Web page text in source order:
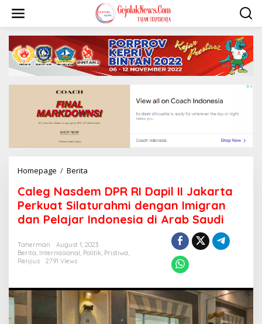
i
Homepage / Berita
l
e
g
N
s
d
D
P
R
R
Caleg Nasdem DPR RI Dapil II Jakarta
Perkuat Silaturahmi dengan Imigran
dan Pelajar Indonesia di Arab Saudi
Taherman
August 1, 2023
Berita, Internasional, Politik, Pristiwa,
Relijius
2791 Views